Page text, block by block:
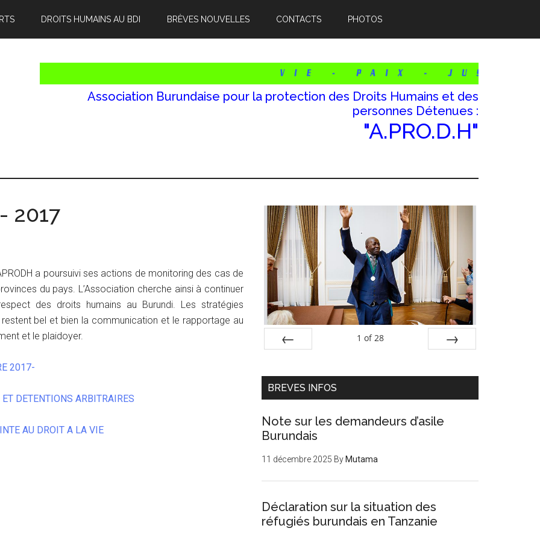
DROITS HUMAINS AU BDI BRÈVES NOUVELLES CONTACTS PHOTOS
Association Burundaise pour la protection des Droits Humains et des
personnes Détenues :
"A.PRO.D.H"
2017
a poursuivi ses actions de monitoring des cas de
du pays. L’Association cherche ainsi à continuer
des droits humains au Burundi. Les stratégies
bel et bien la communication et le rapportage au
et le plaidoyer.
2017-
DETENTIONS ARBITRAIRES
AU DROIT A LA VIE
Barre
latérale
principale
1 of 28
BREVES INFOS
Note sur les demandeurs d’asile
Burundais
11 décembre 2025 By Mutama
Déclaration sur la situation des
réfugiés burundais en Tanzanie